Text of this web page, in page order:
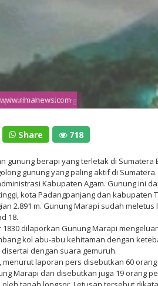
Share 718
gunung berapi yang terletak di Sumatera
gunung yang paling aktif di Sumatera.
Kabupaten Agam. Gunung ini
kota Padangpanjang dan kabupaten
2.891 m. Gunung Marapi sudah meletus
18.
1830 dilaporkan Gunung Marapi
kol abu-abu kehitaman dengan
disertai dengan suara gemuruh.
menurut laporan pers disebutkan 60 orang
Marapi dan disebutkan juga 19 orang